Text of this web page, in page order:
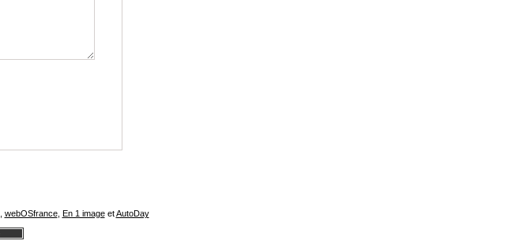
webOSfrance, En 1 imageetAutoDay